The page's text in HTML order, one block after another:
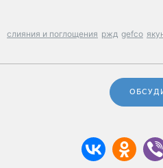
слияния и поглощения ржд gefco